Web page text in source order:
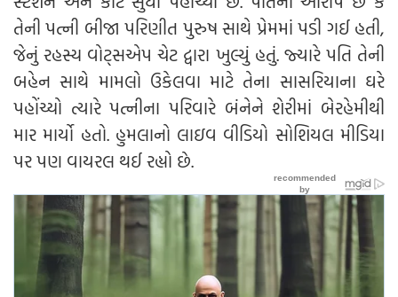
તેની પત્ની બીજા પરિણીત પુરુષ સાથે પ્રેમમાં પડી ગઈ હતી,
જેનું રહસ્ય વોટ્સએપ ચેટ દ્વારા ખુલ્યું હતું. જ્યારે પતિ તેની
બહેન સાથે મામલો ઉકેલવા માટે તેના સાસરિયાના ઘરે
પહોંચ્યો ત્યારે પત્નીના પરિવારે બંનેને શેરીમાં બેરહેમીથી
માર માર્યો હતો. હુમલાનો લાઇવ વીડિયો સોશિયલ મીડિયા
પર પણ વાયરલ થઈ રહ્યો છે.